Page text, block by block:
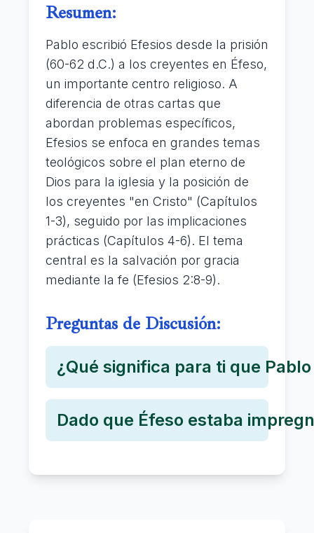
Resumen:
Pablo escribió Efesios desde la prisión
(60-62 d.C.) a los creyentes en Éfeso,
un importante centro religioso. A
diferencia de otras cartas que
abordan problemas específicos,
Efesios se enfoca en grandes temas
teológicos sobre el plan eterno de
Dios para la iglesia y la posición de
los creyentes "en Cristo" (Capítulos
1-3), seguido por las implicaciones
prácticas (Capítulos 4-6). El tema
central es la salvación por gracia
mediante la fe (Efesios 2:8-9).
Preguntas de Discusión:
¿Qué significa para ti que
Dado que Éfeso estaba